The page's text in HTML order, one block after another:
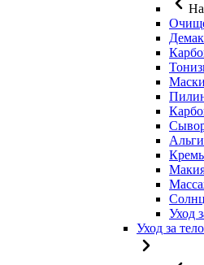
Маски
Уход
Уход за